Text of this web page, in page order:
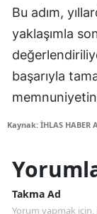
Bu adım,
yaklaşımla
başarıyla
Kaynak: İHLAS HABER
Takma Ad
Yorum yapmak için,